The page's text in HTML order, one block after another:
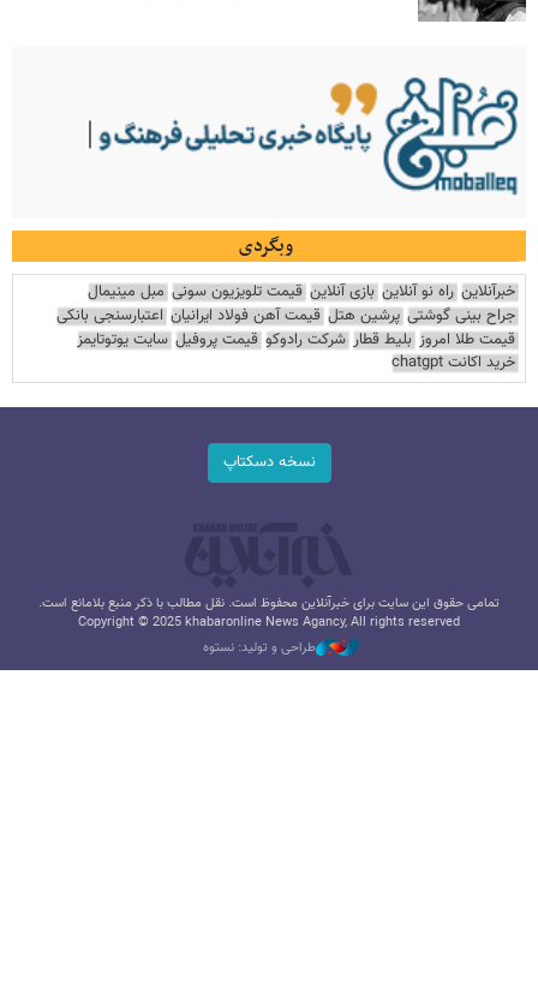
وبگردی
خبرآنلاین راه نو آنلاین بازی آنلاین قیمت تلویزیون سونی مبل مینیمال
جراح بینی گوشتی پرشین هتل قیمت آهن فولاد ایرانیان اعتبارسنجی بانکی
قیمت طلا امروز بلیط قطار شرکت رادوکو قیمت پروفیل سایت یوتوتایمز
خرید اکانت chatgpt
نسخه دسکتاپ
تمامی حقوق این سایت برای خبرآنلاین محفوظ است. نقل مطالب با ذکر منبع بلامانع است.
Copyright © 2025 khabaronline News Agancy, All rights reserved
طراحی و تولید: نستوه